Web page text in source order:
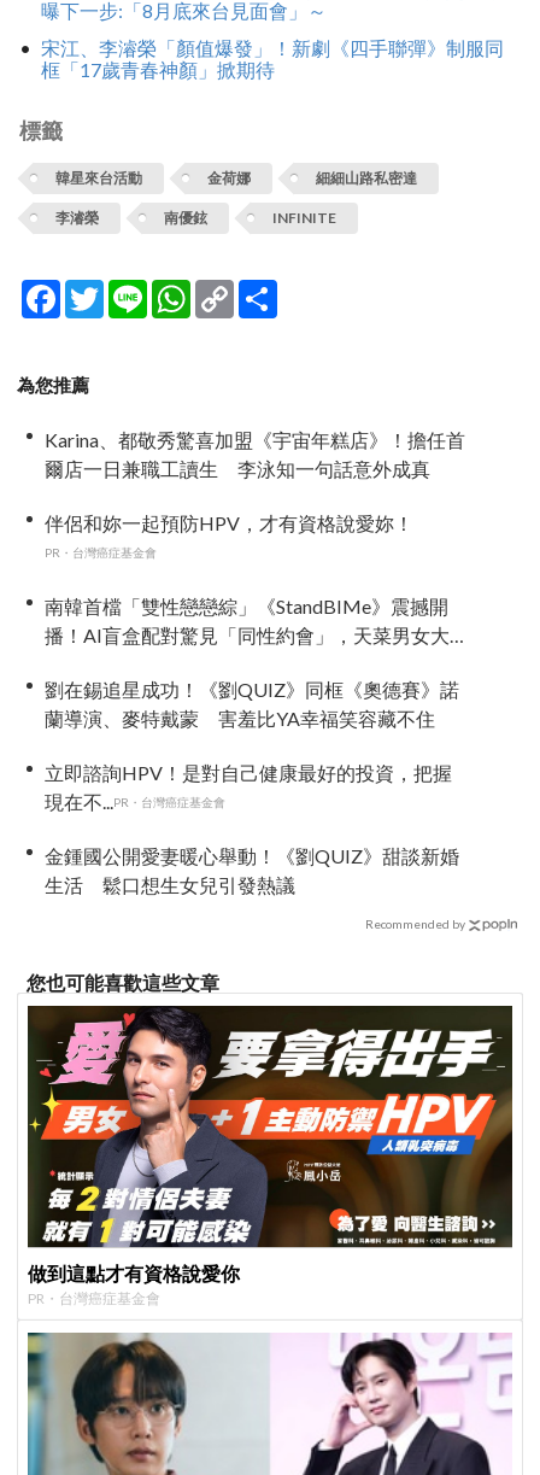
曝下一步:「8月底來台見面會」～
宋江、李濬榮「顏值爆發」！新劇《四手聯彈》制服同
框「17歲青春神顏」掀期待
標籤
韓星來台活動 金荷娜 細細山路私密達
李濬榮 南優鉉 INFINITE
Facebook
TwitterLine WhatsApp
Copy
Link
為您推薦
Karina、都敬秀驚喜加盟《宇宙年糕店》！擔任首
爾店一日兼職工讀生 李泳知一句話意外成真
伴侶和妳一起預防HPV，才有資格說愛妳！
PR・台灣癌症基金會
南韓首檔「雙性戀戀綜」《StandBIMe》震撼開
播！AI盲盒配對驚見「同性約會」，天菜男女大
劉在錫追星成功！《劉QUIZ》同框《奧德賽》諾
蘭導演、麥特戴蒙 害羞比YA幸福笑容藏不住
立即諮詢HPV！是對自己健康最好的投資，把握
現在不...
PR・台灣癌症基金會
金鍾國公開愛妻暖心舉動！《劉QUIZ》甜談新婚
生活 鬆口想生女兒引發熱議
Recommended by
您也可能喜歡這些文章
做到這點才有資格說愛你
PR・台灣癌症基金會